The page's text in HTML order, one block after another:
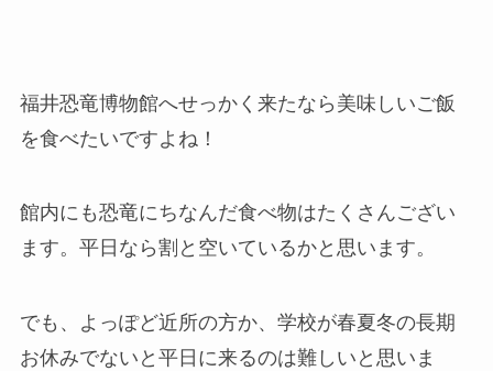
福井恐竜博物館へせっかく来たなら美味しいご飯
を食べたいですよね！
館内にも恐竜にちなんだ食べ物はたくさんござい
ます。平日なら割と空いているかと思います。
でも、よっぽど近所の方か、学校が春夏冬の長期
お休みでないと平日に来るのは難しいと思いま